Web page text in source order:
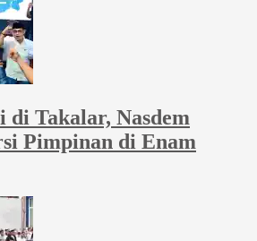
di Takalar, Nasdem
Pimpinan di Enam